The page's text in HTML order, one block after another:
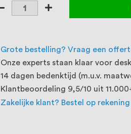
Grote bestelling? Vraag een
Onze experts staan klaar voor
14 dagen bedenktijd (m.u.v.
Klantbeoordeling 9,5/10 uit
Zakelijke klant? Bestel op rekening